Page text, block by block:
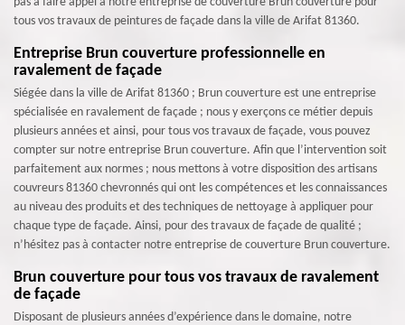
tous vos travaux de peintures de façade dans la ville de Arifat 81360.
Entreprise Brun couverture professionnelle en
ravalement de façade
Siégée dans la ville de Arifat 81360 ; Brun couverture est une entreprise
spécialisée en ravalement de façade ; nous y exerçons ce métier depuis
plusieurs années et ainsi, pour tous vos travaux de façade, vous pouvez
compter sur notre entreprise Brun couverture. Afin que l’intervention soit
parfaitement aux normes ; nous mettons à votre disposition des artisans
couvreurs 81360 chevronnés qui ont les compétences et les connaissances
au niveau des produits et des techniques de nettoyage à appliquer pour
chaque type de façade. Ainsi, pour des travaux de façade de qualité ;
n’hésitez pas à contacter notre entreprise de couverture Brun couverture.
Brun couverture pour tous vos travaux de ravalement
de façade
Disposant de plusieurs années d’expérience dans le domaine, notre